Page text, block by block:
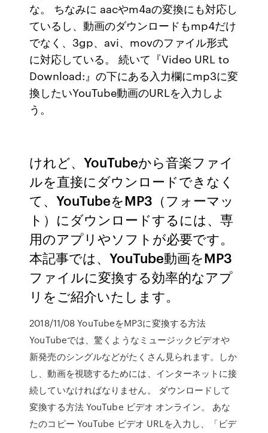
な。 ちなみに aacやm4aの変換にも対応し
ているし、動画のダウンロードもmp4だけ
でなく、3gp、avi、movのファイル形式
に対応している。 続いて『Video URL to
Download:』の下にある入力欄にmp3に変
換したいYouTube動画のURLを入力しよ
う。
けれど、YouTubeから音楽ファイ
ルを直接にダウンロードできなく
て、YouTubeをMP3（フォーマッ
ト）にダウンロードするには、専
用のアプリやソフトが必要です。
本記事では、YouTube動画をMP3
ファイルに変換する効率的なアプ
リをご紹介いたします。
2018/11/08 YouTubeをMP3に変換する方法
YouTubeでは、驚くようなミュージックビデオや
新発売のシングルなどがたくさん見られます。しか
し、動画を視聴するためには、インターネットに接
続していなければなりません。 ダウンロードして
変換する方法 YouTube ビデオ オンライン。 あな
たのコピー YouTube ビデオ URLを入力し、「ビデ